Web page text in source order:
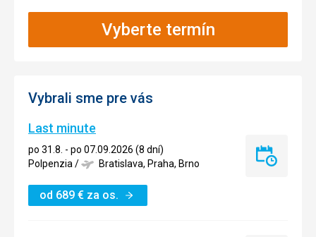
Vyberte termín
Vybrali sme pre vás
Last minute
po 31.8. - po 07.09.2026 (8 dní)
Polpenzia/ Bratislava, Praha, Brno
od 689 € za os.
Last